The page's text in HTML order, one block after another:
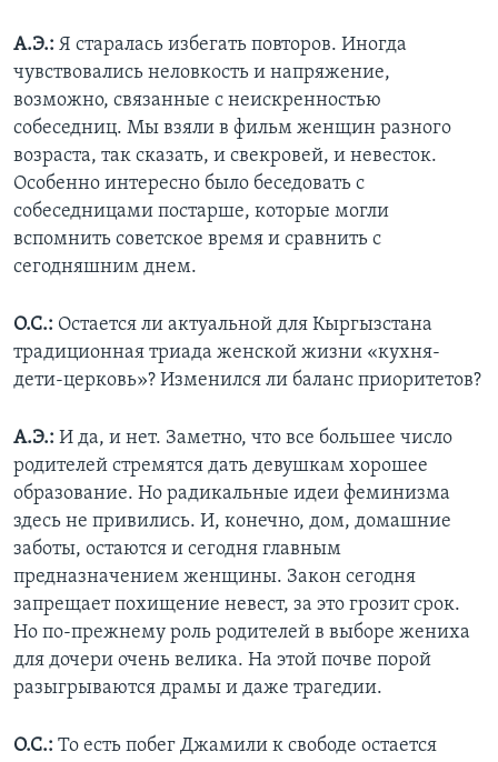
А.Э.: Я старалась избегать повторов. Иногда
чувствовались неловкость и напряжение,
возможно, связанные с неискренностью
собеседниц. Мы взяли в фильм женщин разного
возраста, так сказать, и свекровей, и невесток.
Особенно интересно было беседовать с
собеседницами постарше, которые могли
вспомнить советское время и сравнить с
сегодняшним днем.
О.С.: Остается ли актуальной для Кыргызстана
традиционная триада женской жизни «кухня-
дети-церковь»? Изменился ли баланс приоритетов?
А.Э.: И да, и нет. Заметно, что все большее число
родителей стремятся дать девушкам хорошее
образование. Но радикальные идеи феминизма
здесь не привились. И, конечно, дом, домашние
заботы, остаются и сегодня главным
предназначением женщины. Закон сегодня
запрещает похищение невест, за это грозит срок.
Но по-прежнему роль родителей в выборе жениха
для дочери очень велика. На этой почве порой
разыгрываются драмы и даже трагедии.
О.С.: То есть побег Джамили к свободе остается